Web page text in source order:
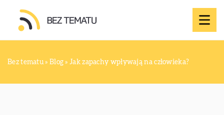
Bez tematu » Blog »Jak zapachy wpływają na człowieka?